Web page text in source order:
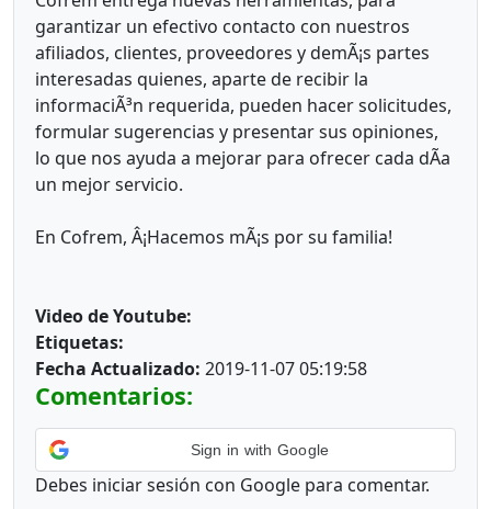
garantizar un efectivo contacto con nuestros
afiliados, clientes, proveedores y demÃ¡s partes
interesadas quienes, aparte de recibir la
informaciÃ³n requerida, pueden hacer solicitudes,
formular sugerencias y presentar sus opiniones,
lo que nos ayuda a mejorar para ofrecer cada dÃ­a
un mejor servicio.
En Cofrem, Â¡Hacemos mÃ¡s por su familia!
Video de Youtube:
Etiquetas:
Fecha Actualizado: 2019-11-07 05:19:58
Comentarios:
Sign in with Google
Debes iniciar sesión con Google para comentar.